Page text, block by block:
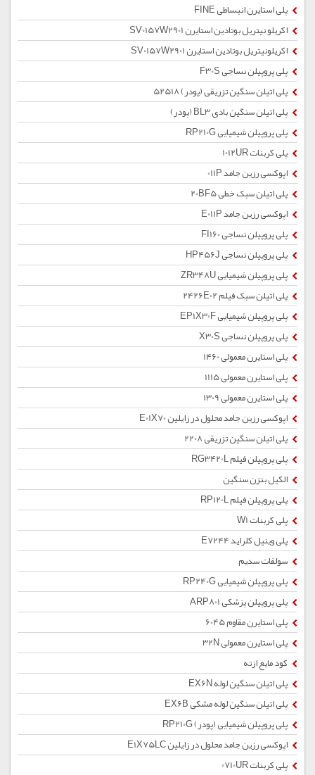
پلی استایرن انبساطی FINE
اکریلو نیتریل بوتادین استایرن SV0157W2901
اکریلونیتریل بوتادین استایرن SV0157W2901
پلی پروپیلن نساجی F30S
پلی اتیلن سنگین تزریقی (پودر) 52518
پلی اتیلن سنگین بادی BL3 (پودر)
پلی پروپیلن شیمیایی RP210G
پلی کربنات 1012UR
اپوکسی رزین جامد 011P
پلی اتیلن سبک خطی 20BF5
اپوکسی رزین جامد E011P
پلی پروپیلن نساجی FI160
پلی پروپیلن نساجی HP456J
پلی پروپیلن شیمیایی ZR348U
پلی اتیلن سبک فیلم 2426E02
پلی پروپیلن شیمیایی EP1X30F
پلی پروپیلن نساجی X30S
پلی استایرن معمولی 1460
پلی استایرن معمولی 1115
پلی استایرن معمولی 1309
اپوکسی رزین جامد محلول در زایلین E01X70
پلی اتیلن سنگین تزریقی 2208
پلی پروپیلن فیلم RG3420L
الکیل بنزن سنگین
پلی پروپیلن فیلم RP120L
پلی کربنات W1
پلی وینیل کلراید E7244
سولفات سدیم
پلی پروپیلن شیمیایی RP240G
پلی پروپیلن پزشکی ARP801
پلی استایرن مقاوم 6045
پلی استایرن معمولی 32N
کود مایع ازته
پلی اتیلن سنگین لوله EX6N
پلی اتیلن سنگین لوله مشکی EX6B
پلی پروپیلن شیمیایی (پودر) RP210G
اپوکسی رزین جامد محلول در زایلین E1X75LC
پلی کربنات 0710UR